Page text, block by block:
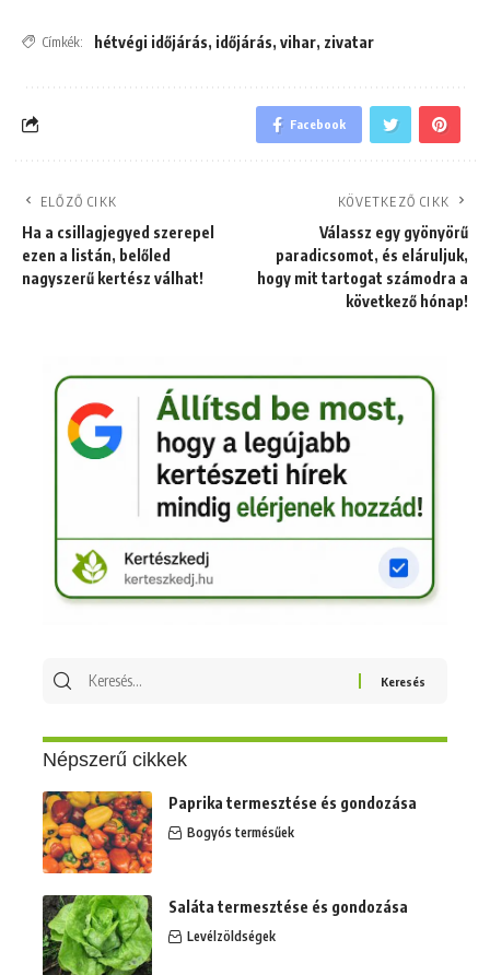
Címkék: hétvégi időjárás, időjárás, vihar, zivatar
Facebook
ELŐZŐ CIKK
Ha a csillagjegyed szerepel
ezen a listán, belőled
nagyszerű kertész válhat!
KÖVETKEZŐ CIKK
Válassz egy gyönyörű
paradicsomot, és eláruljuk,
hogy mit tartogat számodra a
következő hónap!
Keresés
Népszerű cikkek
Paprika termesztése és gondozása
Bogyós termésűek
Saláta termesztése és gondozása
Levélzöldségek